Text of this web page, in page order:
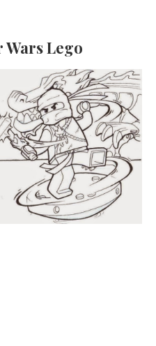
Wars Lego